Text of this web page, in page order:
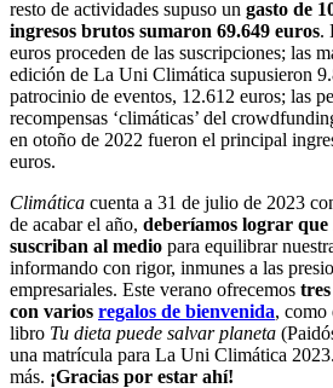
resto de actividades supuso un gasto de
ingresos brutos sumaron 69.649 euros.
euros proceden de las suscripciones; las
edición de La Uni Climática supusieron
patrocinio de eventos, 12.612 euros; las
recompensas ‘climáticas’ del
en otoño de 2022 fueron el principal
euros.
Climática cuenta a 31 de julio de 2023
de acabar el año, deberíamos lograr que
suscriban al medio para equilibrar
informando con rigor, inmunes a las
empresariales. Este verano ofrecemos
con varios regalos de bienvenida, como
libro Tu dieta puede salvar planeta
una matrícula para La Uni Climática
más. ¡Gracias por estar ahí!